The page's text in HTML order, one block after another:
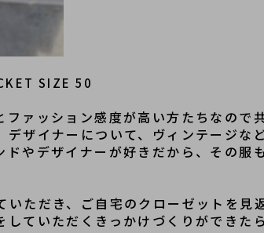
SIZE 50
ァッション感度が高い方たちなので
ザイナーについて、ヴィンテージな
やデザイナーが好きだから、その服
ただき、ご自宅のクローゼットを見
ていただくきっかけづくりができたら